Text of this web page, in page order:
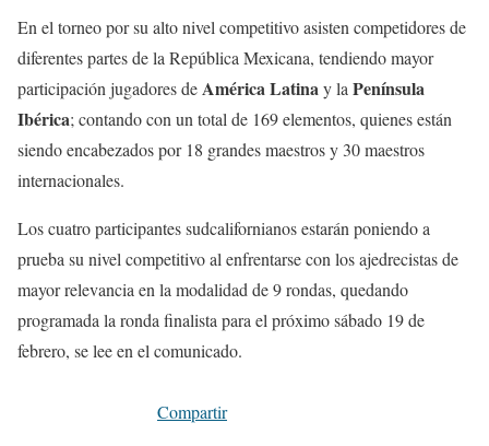
En el torneo por su alto nivel competitivo asisten competidores de
diferentes partes de la República Mexicana, tendiendo mayor
participación jugadores deAmérica Latinay la Península
Ibérica; contando con un total de 169 elementos, quienes están
siendo encabezados por 18 grandes maestros y 30 maestros
internacionales.
Los cuatro participantes sudcalifornianos estarán poniendo a
prueba su nivel competitivo al enfrentarse con los ajedrecistas de
mayor relevancia en la modalidad de 9 rondas, quedando
programada la ronda finalista para el próximo sábado 19 de
febrero, se lee en el comunicado.
Compartir